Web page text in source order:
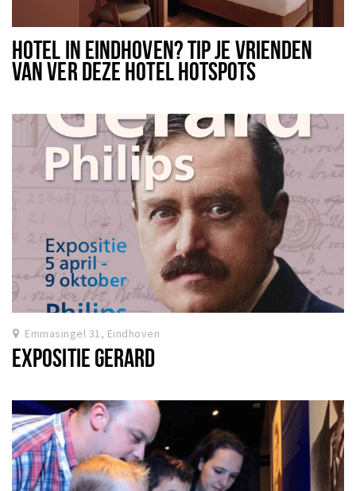
HOTEL IN EINDHOVEN? TIP JE VRIENDEN
VAN VER DEZE HOTEL HOTSPOTS
Emmasingel 31, Eindhoven
EXPOSITIE GERARD